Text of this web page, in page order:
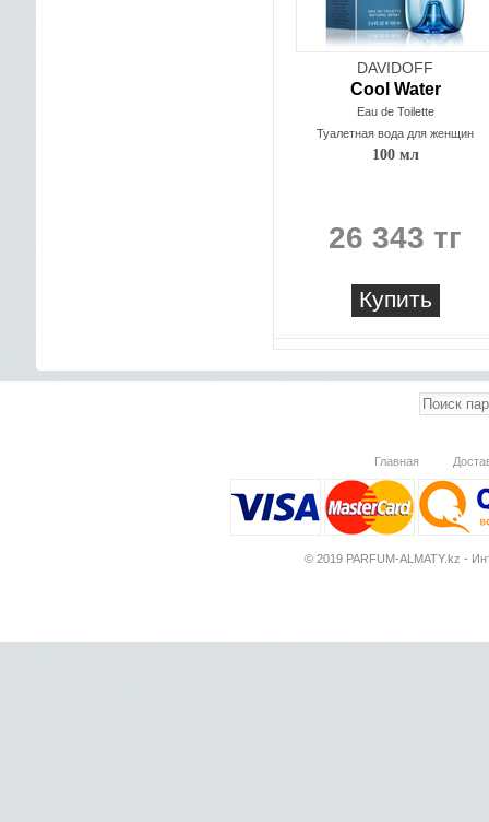
DAVIDOFF
Cool Water
Eau de Toilette
Туалетная вода для женщин
100 мл
26 343 тг
Купить
Главная
© 2019 PARFUM-ALMATY.kz -